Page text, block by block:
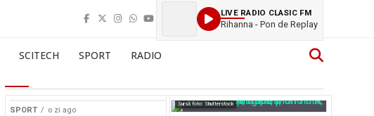
LIVE RADIO CLASIC FM
Rihanna - Pon de Replay
SCITECH SPORT RADIO
SPORT o zi ago
Sursă foto: Shutterstock